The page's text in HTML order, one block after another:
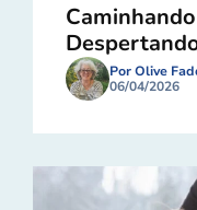
Por Olive
06/04/2026